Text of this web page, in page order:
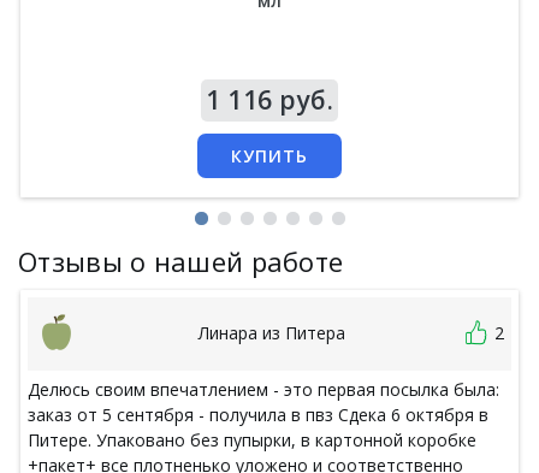
1 116 руб.
КУПИТЬ
Отзывы о нашей работе
Линара из Питера 2
Делюсь своим впечатлением - это первая посылка была:
заказ от 5 сентября - получила в пвз Сдека 6 октября в
Питере. Упаковано без пупырки, в картонной коробке
+пакет+ все плотненько уложено и соответственно